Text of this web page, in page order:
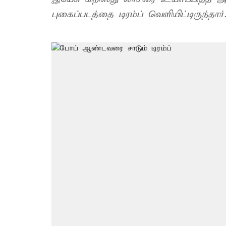
புகைப்படத்தை டிரம்ப் வெளியிட்டிருந்தார்.